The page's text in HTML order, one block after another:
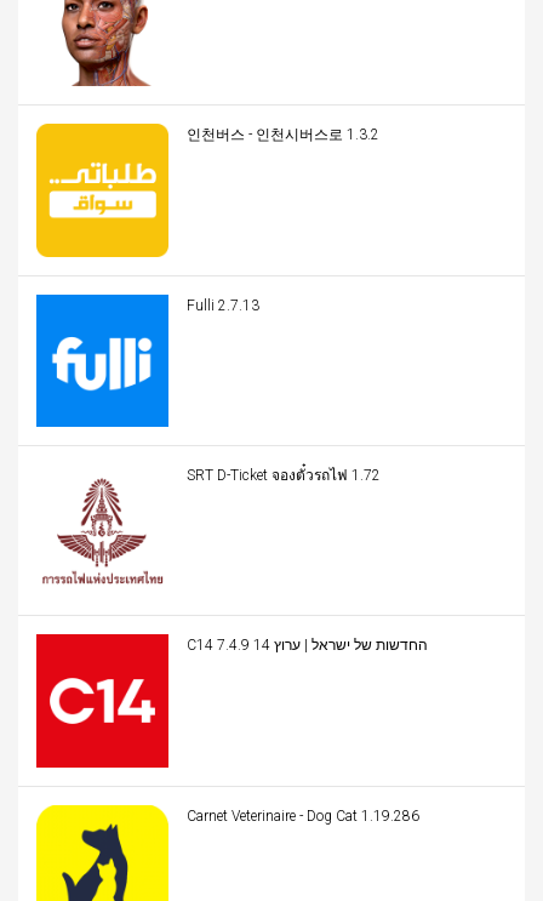
인천버스 - 인천시버스로 1.3.2
Fulli 2.7.13
SRT D-Ticket จองตั๋วรถไฟ 1.72
C14 החדשות של ישראל | ערוץ 14 7.4.9
Carnet Veterinaire - Dog Cat 1.19.286